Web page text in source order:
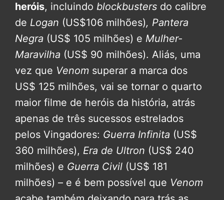
heróis, incluindo blockbusters do calibre
de Logan (US$106 milhões), Pantera
Negra (US$ 105 milhões) e Mulher-
Maravilha (US$ 90 milhões). Aliás, uma
vez que Venom superar a marca dos
US$ 125 milhões, vai se tornar o quarto
maior filme de heróis da história, atrás
apenas de três sucessos estrelados
pelos Vingadores: Guerra Infinita (US$
360 milhões), Era de Ultron (US$ 240
milhões) e Guerra Civil (US$ 181
milhões) – e é bem possível que Venom